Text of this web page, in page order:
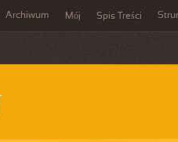
Archiwum Mój Spis Treści